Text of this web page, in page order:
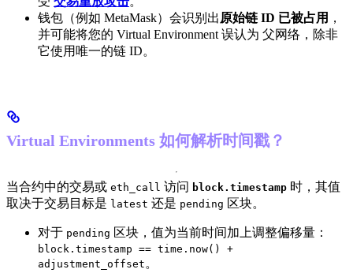
钱包（例如 MetaMask）会识别出 原始链 ID 已被占用 ，
并可能将您的 Virtual Environment 误认为 父网络，除非
它使用唯一的链 ID。
Virtual Environments 如何解析时间戳？
当合约中的交易或 eth_call 访问 block.timestamp 时，其值
取决于交易目标是 latest 还是 pending 区块。
对于 pending 区块，值为当前时间加上调整偏移量：
block.timestamp == time.now() +
adjustment_offset 。